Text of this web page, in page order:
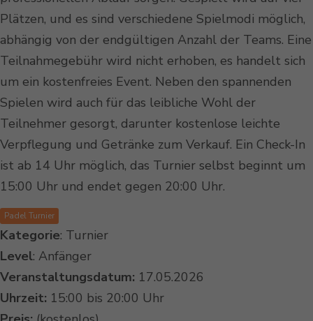
Plätzen, und es sind verschiedene Spielmodi möglich,
abhängig von der endgültigen Anzahl der Teams. Eine
Teilnahmegebühr wird nicht erhoben, es handelt sich
um ein kostenfreies Event. Neben den spannenden
Spielen wird auch für das leibliche Wohl der
Teilnehmer gesorgt, darunter kostenlose leichte
Verpflegung und Getränke zum Verkauf. Ein Check-In
ist ab 14 Uhr möglich, das Turnier selbst beginnt um
15:00 Uhr und endet gegen 20:00 Uhr.
Padel Turnier
Kategorie: Turnier
Level: Anfänger
Veranstaltungsdatum: 17.05.2026
Uhrzeit: 15:00 bis 20:00 Uhr